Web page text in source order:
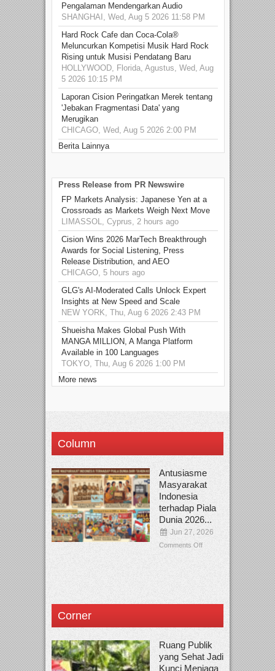
Pengalaman Mendengarkan Audio
SHANGHAI, Wed, Aug 5 2026 11:58 PM
Hard Rock Cafe dan Coca-Cola®
Meluncurkan Kompetisi Musik Hard Rock
Rising untuk Musisi Pendatang Baru
HOLLYWOOD, Florida, Agustus, Wed, Aug
5 2026 10:15 PM
Laporan Cision Peringatkan Merek tentang
'Jebakan Fragmentasi Data' yang
Merugikan
CHICAGO, Wed, Aug 5 2026 2:00 PM
Berita Lainnya
Press Release from PR Newswire
FP Markets Analysis: Japanese Yen at a
Crossroads as Markets Weigh Next Move
LIMASSOL, Cyprus, 2 hours ago
Cision Wins 2026 MarTech Breakthrough
Awards for Social Listening, Press
Release Distribution, and AEO
CHICAGO, 5 hours ago
GLG's AI-Moderated Calls Unlock Expert
Insights at New Speed and Scale
NEW YORK, Thu, Aug 6 2026 2:43 PM
Shueisha Makes Global Push With
MANGA MILLION, A Manga Platform
Available in 100 Languages
TOKYO, Thu, Aug 6 2026 1:00 PM
More news
Column
Antusiasme
Masyarakat
Indonesia
terhadap Piala
Dunia 2026...
Jun 27, 2026
Comments Off
Corner
Ruang Publik
yang Sehat Jadi
Kunci Menjaga